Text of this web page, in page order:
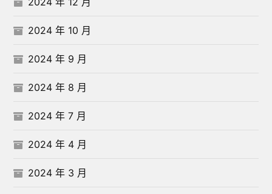
2024 年 10 月
2024 年 9 月
2024 年 8 月
2024 年 7 月
2024 年 4 月
2024 年 3 月